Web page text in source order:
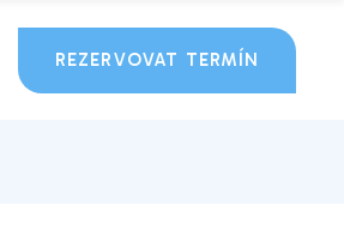
REZERVOVAT TERMÍN